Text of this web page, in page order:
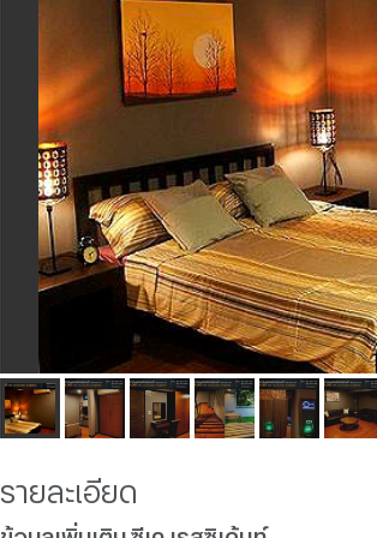
รายละเอียด
ข้อมูลเพิ่มเติม ซีเค เรสซิเด้นท์